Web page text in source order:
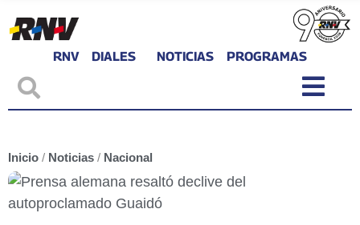
RNV DIALES NOTICIAS PROGRAMAS
Inicio / Noticias / Nacional